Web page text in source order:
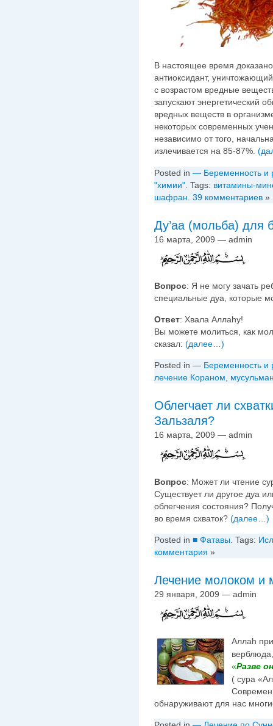
В настоящее время
антиоксидант,
с возрастом вредные
запускают энергетический
вредных веществ в
некоторых современных
независимо от того,
излечивается на 85-87%.
Posted in — Беременность и
"химии" . Tags: витамины-
шафран 39 комментариев »
Ду’аа (мольба) для
16 марта, 2009 — admin
Вопрос: Я не могу зачать
специальные дуа, которые
Ответ: Хвала Аллаhу!
Вы можете молиться, как
сказал: (далее…)
Posted in — Беременность и
лечение Кораном
Облегчает ли
Зальзаля?
16 марта, 2009 — admin
Вопрос: Может ли чтение
Существует ли другое дуа
облегчения состояния?
во время схваток? (далее…)
Posted in ■ Фатавы . Tags:
комментария »
Лечение молоком и
29 января, 2009 — admin
Аллаh
«Разве
( сура
обнаруживают для нас